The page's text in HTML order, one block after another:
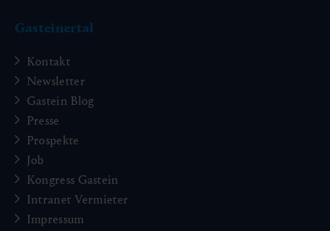
Gasteinertal
Kontakt
Newsletter
Gastein Blog
Presse
Prospekte
Job
Kongress Gastein
Intranet Vermieter
Impressum